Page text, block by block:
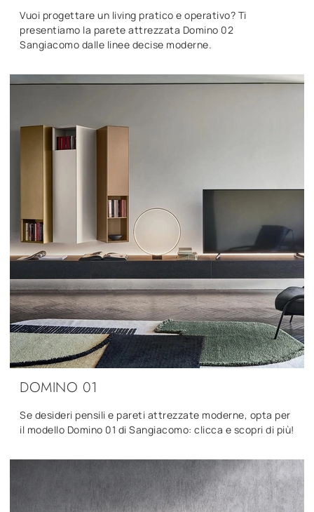
Vuoi progettare un living pratico e operativo? Ti
presentiamo la parete attrezzata Domino 02
Sangiacomo dalle linee decise moderne.
DOMINO 01
Se desideri pensili e pareti attrezzate moderne, opta per
il modello Domino 01 di Sangiacomo: clicca e scopri di più!